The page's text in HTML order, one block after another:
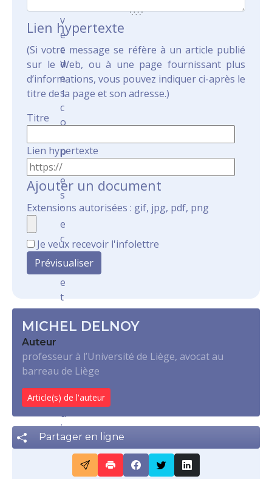
v
e
c
d
e
s
c
o
p
t
e
s
"
e
c
o
"
e
t
t
o
t
c
q
u
i
v
Lien hypertexte
(Si votre message se réfère à un article publié
sur le Web, ou à une page fournissant plus
d’informations, vous pouvez indiquer ci-après le
titre de la page et son adresse.)
Titre
Lien hypertexte
Ajouter un document
Extensions autorisées : gif, jpg, pdf, png
Je veux recevoir l'infolettre
MICHEL DELNOY
Auteur
professeur à l’Université de Liège, avocat au
barreau de Liège
Article(s) de l'auteur
Partager en ligne